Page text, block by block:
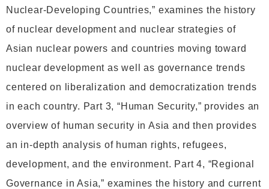
Nuclear-Developing Countries,” examines the history
of nuclear development and nuclear strategies of
Asian nuclear powers and countries moving toward
nuclear development as well as governance trends
centered on liberalization and democratization trends
in each country. Part 3, “Human Security,” provides an
overview of human security in Asia and then provides
an in-depth analysis of human rights, refugees,
development, and the environment. Part 4, “Regional
Governance in Asia,” examines the history and current